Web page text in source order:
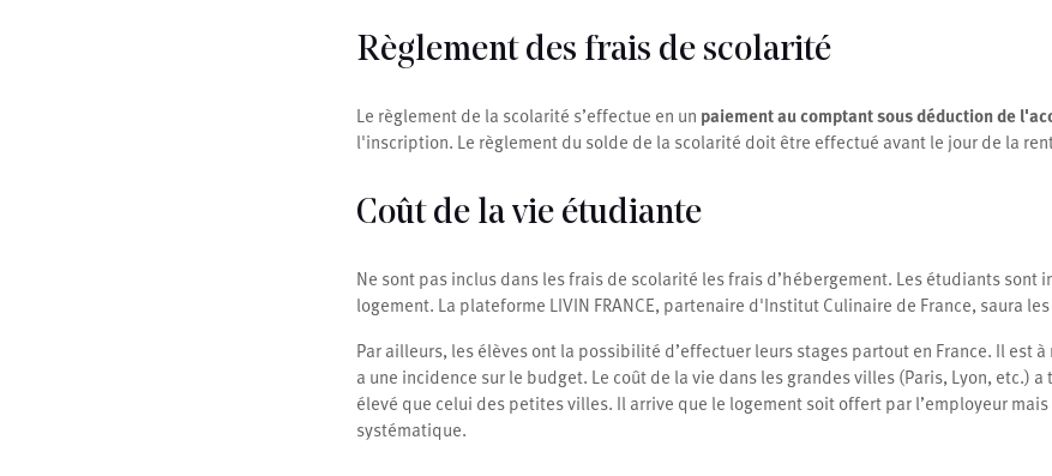
Règlement des frais de scolarité
Le règlement de la scolarité s’effectue en un paiement au comptant sous déduction de
l'inscription. Le règlement du solde de la scolarité doit être effectué avant le jour de la
Coût de la vie étudiante
Ne sont pas inclus dans les frais de scolarité les frais d’hébergement. Les étudiants sont
logement. La plateforme LIVIN FRANCE, partenaire d'Institut Culinaire de France, saura
Par ailleurs, les élèves ont la possibilité d’effectuer leurs stages partout en France. Il est
a une incidence sur le budget. Le coût de la vie dans les grandes villes (Paris, Lyon, etc.)
élevé que celui des petites villes. Il arrive que le logement soit offert par l’employeur mais
systématique.